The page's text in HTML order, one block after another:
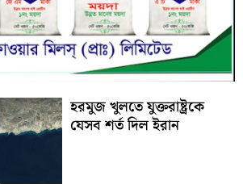
হরমুজ খুলতে যুক্তরাষ্ট্রকে
যেসব শর্ত দিল ইরান